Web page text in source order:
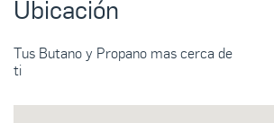
Ubicación
Tus Butano y Propano mas cerca de
ti